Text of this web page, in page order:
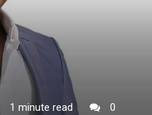
1 minute read 0